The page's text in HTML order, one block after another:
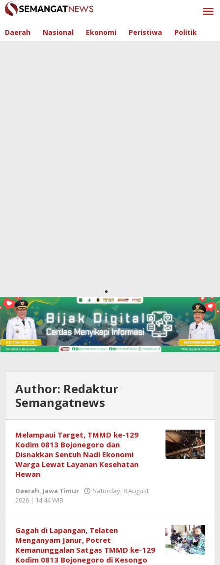
Skip
to
Daerah Nasional Ekonomi Peristiwa Politik
Author: Redaktur
Semangatnews
Melampaui Target, TMMD ke-129
Kodim 0813 Bojonegoro dan
Disnakkan Sentuh Nadi Ekonomi
Warga Lewat Layanan Kesehatan
Hewan
Daerah, Jawa Timur
Saturday, 8 August
2026 | 14:44 WIB
Gagah di Lapangan, Telaten
Menganyam Janur, Potret
Kemanunggalan Satgas TMMD ke-129
Kodim 0813 Bojonegoro di Kesongo